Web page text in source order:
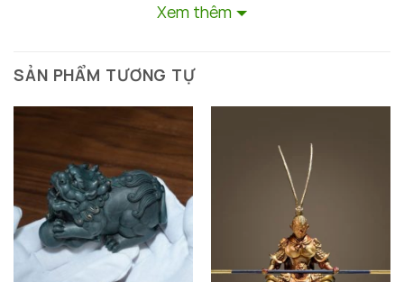
không chỉ là món đồ trang trí thông
này, chúng ta sẽ cùng khám phá lý do vì sao sản
phẩm này lại trở thành lựa chọn lý tưởng cho những
ai yêu thíchđồ trang trí taplo ô tô đẹp.
Xem thêm
SẢN PHẨM TƯƠNG TỰ